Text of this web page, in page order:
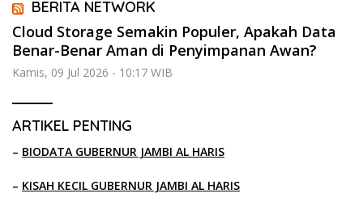
BERITA NETWORK
Cloud Storage Semakin Populer, Apakah Data
Benar-Benar Aman di Penyimpanan Awan?
Kamis, 09 Jul 2026 - 10:17 WIB
ARTIKEL PENTING
– BIODATA GUBERNUR JAMBI AL HARIS
– KISAH KECIL GUBERNUR JAMBI AL HARIS